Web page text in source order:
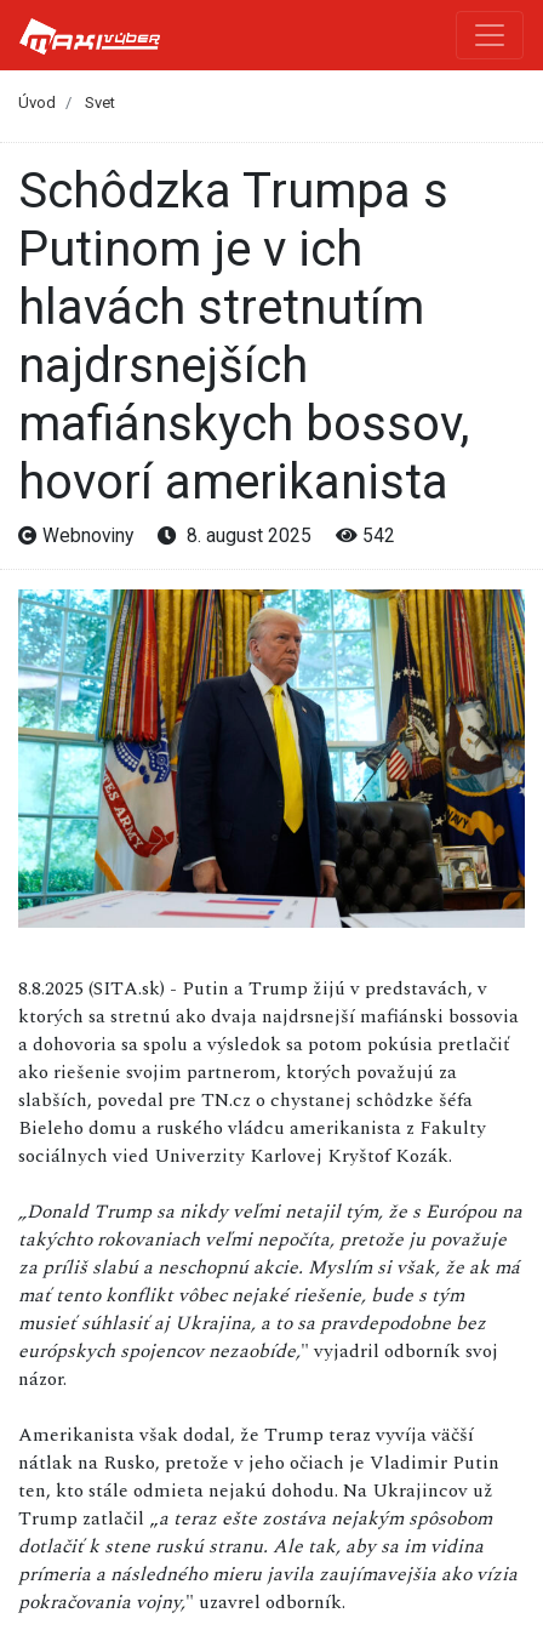
Úvod Svet
Schôdzka Trumpa s
Putinom je v ich
hlavách stretnutím
najdrsnejších
mafiánskych bossov,
hovorí amerikanista
Webnoviny 8. august 2025 542
8.8.2025 (SITA.sk) - Putin a Trump žijú v predstavách, v
ktorých sa stretnú ako dvaja najdrsnejší mafiánski bossovia
a dohovoria sa spolu a výsledok sa potom pokúsia pretlačiť
ako riešenie svojim partnerom, ktorých považujú za
slabších, povedal pre TN.cz o chystanej schôdzke šéfa
Bieleho domu a ruského vládcu amerikanista z Fakulty
sociálnych vied Univerzity Karlovej Kryštof Kozák.
„Donald Trump sa nikdy veľmi netajil tým, že s Európou na
takýchto rokovaniach veľmi nepočíta, pretože ju považuje
za príliš slabú a neschopnú akcie. Myslím si však, že ak má
mať tento konflikt vôbec nejaké riešenie, bude s tým
musieť súhlasiť aj Ukrajina, a to sa pravdepodobne bez
európskych spojencov nezaobíde," vyjadril odborník svoj
názor.
Amerikanista však dodal, že Trump teraz vyvíja väčší
nátlak na Rusko, pretože v jeho očiach je Vladimir Putin
ten, kto stále odmieta nejakú dohodu. Na Ukrajincov už
Trump zatlačil „a teraz ešte zostáva nejakým spôsobom
dotlačiť k stene ruskú stranu. Ale tak, aby sa im vidina
prímeria a následného mieru javila zaujímavejšia ako vízia
pokračovania vojny," uzavrel odborník.